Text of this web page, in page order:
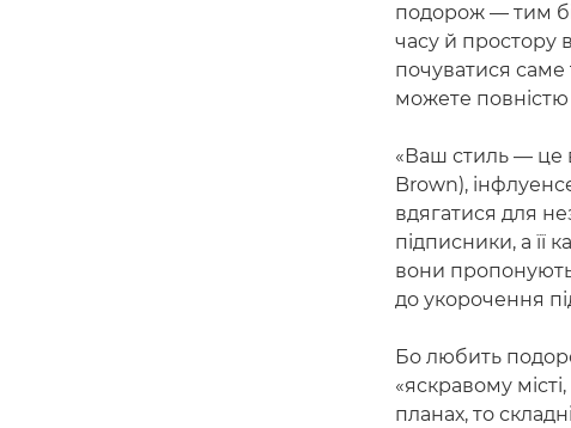
подорож — тим
часу й простору
почуватися саме
можете
«Ваш стиль — це
Brown),
вдягатися для
підписники, а
вони
до укорочення
Бо любить
«яскравому
планах, то